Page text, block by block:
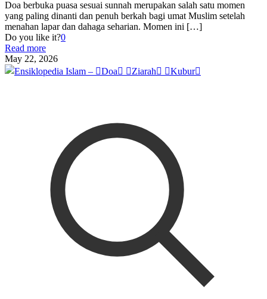
Doa berbuka puasa sesuai sunnah merupakan salah satu momen
yang paling dinanti dan penuh berkah bagi umat Muslim setelah
menahan lapar dan dahaga seharian. Momen ini […]
Do you like it?0
Read more
May 22, 2026